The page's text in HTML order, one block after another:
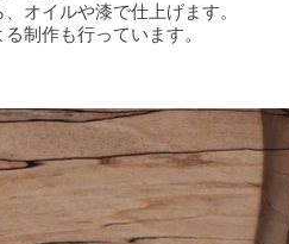
オイルや漆で仕上げます。
制作も行っています。